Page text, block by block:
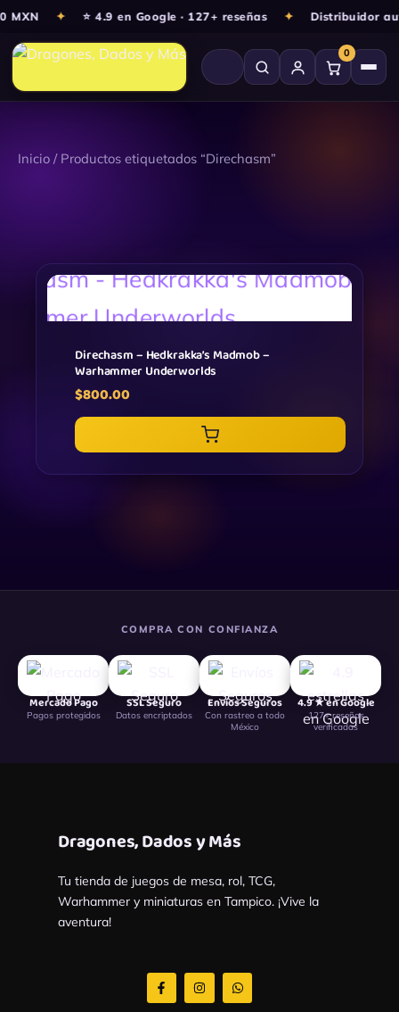
MXN ✦ ⭐ 4.9 en Google · 127+ reseñas ✦ Distribuidor
0
Ir
contenido
Inicio / Productos etiquetados “Direchasm”
Direchasm – Hedkrakka’s Madmob –
Warhammer Underworlds
$800.00
COMPRA CON CONFIANZA
Mercado Pago
Pagos protegidos
SSL Seguro
Datos encriptados
Envíos Seguros
Con rastreo a todo
México
4.9 ★ en Google
127+ reseñas
verificadas
Dragones, Dados y Más
Tu tienda de juegos de mesa, rol, TCG,
Warhammer y miniaturas en Tampico. ¡Vive la
aventura!
F
a
c
I
n
s
W
h
a